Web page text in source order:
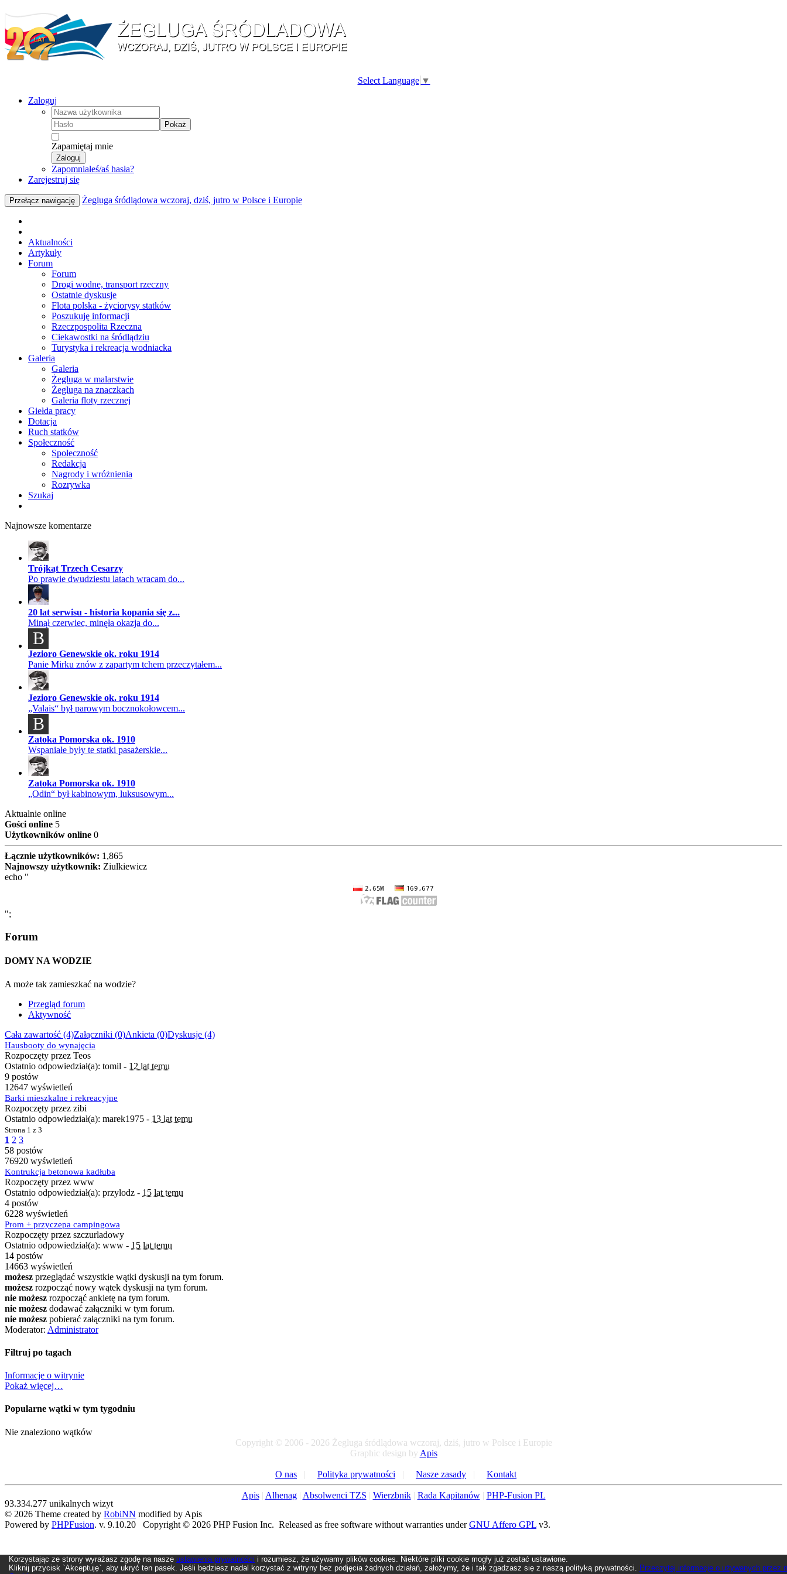
Select Language ▼
Zaloguj
Pokaż
Zapamiętaj mnie
Zaloguj
Zapomniałeś/aś hasła?
Zarejestruj się
Przełącz nawigację Żegluga śródlądowa wczoraj, dziś, jutro w Polsce i Europie
Aktualności
Artykuły
Forum
Forum
Drogi wodne, transport rzeczny
Ostatnie dyskusje
Flota polska - życiorysy statków
Poszukuję informacji
Rzeczpospolita Rzeczna
Ciekawostki na śródlądziu
Turystyka i rekreacja wodniacka
Galeria
Galeria
Żegluga w malarstwie
Żegluga na znaczkach
Galeria floty rzecznej
Giełda pracy
Dotacja
Ruch statków
Społeczność
Społeczność
Redakcja
Nagrody i wróżnienia
Rozrywka
Szukaj
Najnowsze komentarze
Trójkąt Trzech Cesarzy
Po prawie dwudziestu latach wracam do...
20 lat serwisu - historia kopania się z...
Minął czerwiec, minęła okazja do...
B
Jezioro Genewskie ok. roku 1914
Panie Mirku znów z zapartym tchem przeczytałem...
Jezioro Genewskie ok. roku 1914
„Valais“ był parowym bocznokołowcem...
B
Zatoka Pomorska ok. 1910
Wspaniałe były te statki pasażerskie...
Zatoka Pomorska ok. 1910
„Odin“ był kabinowym, luksusowym...
Aktualnie online
Gości online 5
Użytkowników online 0
Łącznie użytkowników: 1,865
Najnowszy użytkownik: Ziulkiewicz
echo "
";
Forum
DOMY NA WODZIE
A może tak zamieszkać na wodzie?
Przegląd forum
Aktywność
Cała zawartość (4)Załączniki (0)Ankieta (0)Dyskusje (4)
Hausbooty do wynajęcia
Rozpoczęty przez Teos
Ostatnio odpowiedział(a): tomil - 12 lat temu
9 postów
12647 wyświetleń
Barki mieszkalne i rekreacyjne
Rozpoczęty przez zibi
Ostatnio odpowiedział(a): marek1975 - 13 lat temu
Strona 1 z 3
1 2 3
58 postów
76920 wyświetleń
Kontrukcja betonowa kadłuba
Rozpoczęty przez www
Ostatnio odpowiedział(a): przylodz - 15 lat temu
4 postów
6228 wyświetleń
Prom + przyczepa campingowa
Rozpoczęty przez szczurladowy
Ostatnio odpowiedział(a): www - 15 lat temu
14 postów
14663 wyświetleń
możesz przeglądać wszystkie wątki dyskusji na tym forum.
możesz rozpocząć nowy wątek dyskusji na tym forum.
nie możesz rozpocząć ankietę na tym forum.
nie możesz dodawać załączniki w tym forum.
nie możesz pobierać załączniki na tym forum.
Moderator: Administrator
Filtruj po tagach
Informacje o witrynie
Pokaż więcej…
Popularne wątki w tym tygodniu
Nie znaleziono wątków
Korzystając ze strony wyrażasz zgodę na nasze ustawienia prywatności i rozumiesz, że używamy plików cookies. Niektóre pliki cookie mogły już zostać ustawione.
Kliknij przycisk `Akceptuję`, aby ukryć ten pasek. Jeśli będziesz nadal korzystać z witryny bez podjęcia żadnych działań, założymy, że i tak zgadzasz się z naszą polityką prywatności. Przeczytaj informacje o używanych przez
Copyright © 2006 - 2026 Żegluga śródlądowa wczoraj, dziś, jutro w Polsce i Europie
Graphic design by Apis
O nas | Polityka prywatności | Nasze zasady | Kontakt
Apis| Alhenag| Absolwenci TZS | Wierzbnik| Rada Kapitanów| PHP-Fusion PL
93.334.277 unikalnych wizyt
© 2026 Theme created by RobiNN modified by Apis
Powered by PHPFusion. v. 9.10.20 Copyright © 2026 PHP Fusion Inc. Released as free software without warranties underGNU Affero GPL v3.